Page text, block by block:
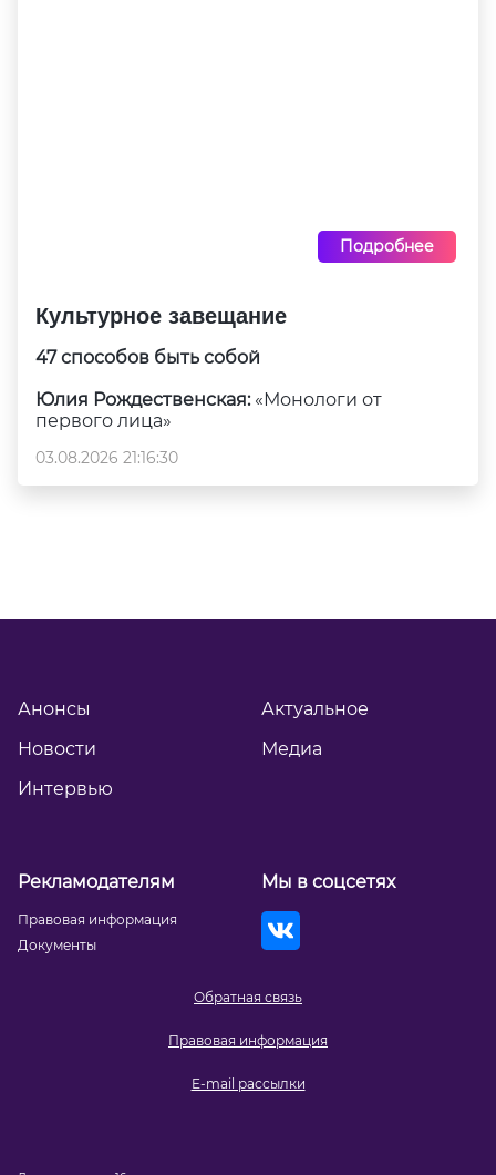
Подробнее
Культурное завещание
47 способов быть собой
Юлия Рождественская:«Монологи от
первого лица»
03.08.2026 21:16:30
Анонсы
Новости
Интервью
Актуальное
Медиа
Обратная связь
Правовая информация
E-mail рассылки
Рекламодателям
Правовая информация
Документы
Мы в соцсетях